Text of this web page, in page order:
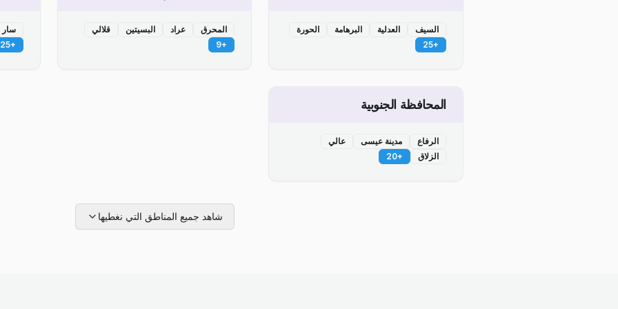
السيف العدلية البرهامة
الحورة
+
25
المحرق عراد البسيتين
قلالي
+
9
سار
+
25
المحافظة الجنوبية
الرفاع مدينة عيسى
عالي
الزلاق
+
20
شاهد جميع المناطق التي نغطيها